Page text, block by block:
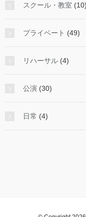
スクール・教室 (10)
プライベート (49)
リハーサル (4)
公演 (30)
日常 (4)